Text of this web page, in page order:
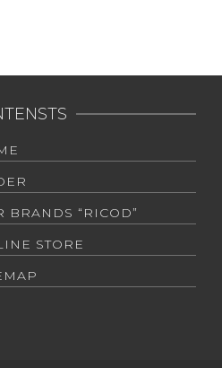
BRANDS “RICOD”
STORE